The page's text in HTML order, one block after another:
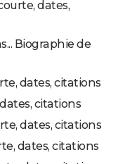
dates,
Biographie de
dates, citations
citations
dates, citations
dates, citations